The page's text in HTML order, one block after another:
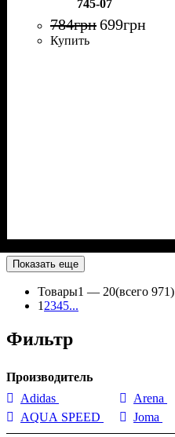
745-07
784грн699грн
Купить
Показать еще
Товары1 — 20(всего 971)
1 2345...
Фильтр
Производитель
Adidas
AQUA SPEED
Arena
Joma